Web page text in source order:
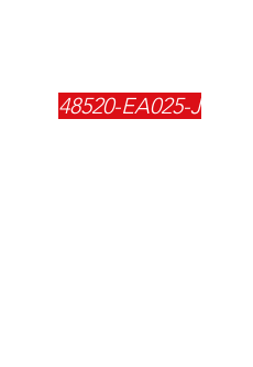
48520-EA025-J